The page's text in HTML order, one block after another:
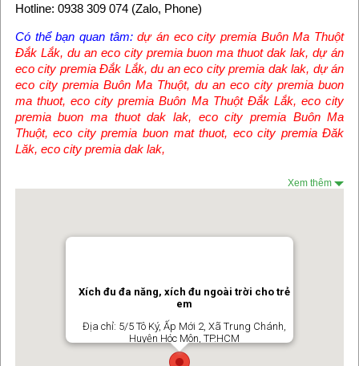
Hotline: 0938 309 074 (Zalo, Phone)
Có thể bạn quan tâm: dự án eco city premia Buôn Ma Thuột
Đắk Lắk, du an eco city premia buon ma thuot dak lak,dự án
eco city premia Đắk Lắk,du an eco city premia dak lak, dự án
eco city premia Buôn Ma Thuột,du an eco city premia buon
ma thuot,eco city premia Buôn Ma Thuột Đắk Lắk,eco city
premia buon ma thuot dak lak, eco city premia Buôn Ma
Thuột,eco city premia buon mat thuot, eco city premia Đăk
Lăk, eco city premia dak lak,
Xem thêm
Xích đu đa năng, xích đu ngoài trời cho trẻ
em
Địa chỉ: 5/5 Tô Ký, Ấp Mới 2, Xã Trung Chánh,
Huyện Hóc Môn, TP.HCM